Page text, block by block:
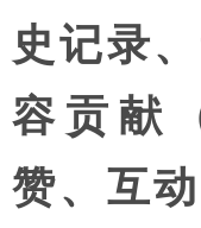
史记录
容贡献
赞、互